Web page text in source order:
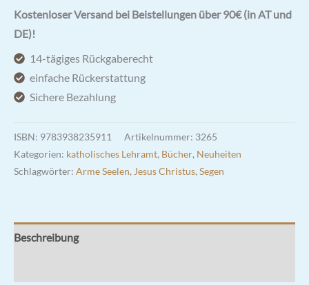
-
dein
Wegbegleiter
zum
Himmel
Kostenloser Versand bei Beistellungen über 90€ (in AT und
DE)!
14-tägiges Rückgaberecht
einfache Rückerstattung
Sichere Bezahlung
ISBN: 9783938235911 Artikelnummer: 3265
Kategorien: katholisches Lehramt, Bücher, Neuheiten
Schlagwörter: Arme Seelen,Jesus Christus,Segen
Beschreibung